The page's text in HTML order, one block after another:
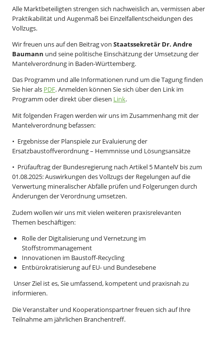
Alle Marktbeteiligten strengen sich nachweislich an, vermissen aber
Praktikabilität und Augenmaß bei Einzelfallentscheidungen des
Vollzugs.
Wir freuen uns auf den Beitrag von Staatssekretär Dr. Andre
Baumann und seine politische Einschätzung der Umsetzung der
Mantelverordnung in Baden-Württemberg.
Das Programm und alle Informationen rund um die Tagung finden
Sie hier als PDF. Anmelden können Sie sich über den Link im
Programm oder direkt über diesen Link.
Mit folgenden Fragen werden wir uns im Zusammenhang mit der
Mantelverordnung befassen:
• Ergebnisse der Planspiele zur Evaluierung der
Ersatzbaustoffverordnung – Hemmnisse und Lösungsansätze
• Prüfauftrag der Bundesregierung nach Artikel 5 MantelV bis zum
01.08.2025: Auswirkungen des Vollzugs der Regelungen auf die
Verwertung mineralischer Abfälle prüfen und Folgerungen durch
Änderungen der Verordnung umsetzen.
Zudem wollen wir uns mit vielen weiteren praxisrelevanten
Themen beschäftigen:
Rolle der Digitalisierung und Vernetzung im
Stoffstrommanagement
Innovationen im Baustoff-Recycling
Entbürokratisierung auf EU- und Bundesebene
Unser Ziel ist es, Sie umfassend, kompetent und praxisnah zu
informieren.
Die Veranstalter und Kooperationspartner freuen sich auf Ihre
Teilnahme am jährlichen Branchentreff.